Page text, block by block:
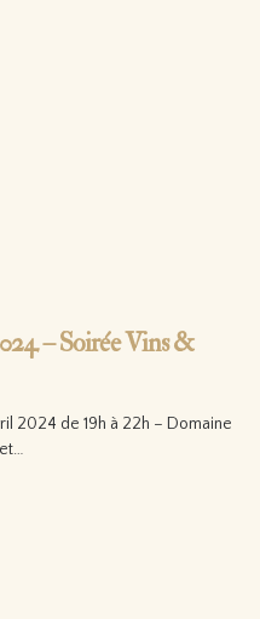
– Soirée Vins &
2024 de 19h à 22h – Domaine